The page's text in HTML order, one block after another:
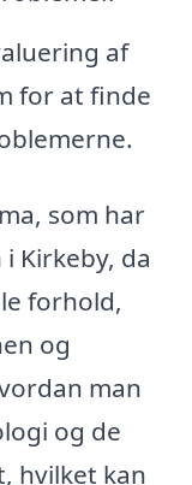
af
for at finde
som har
Kirkeby, da
forhold,
og
man
og de
hvilket kan